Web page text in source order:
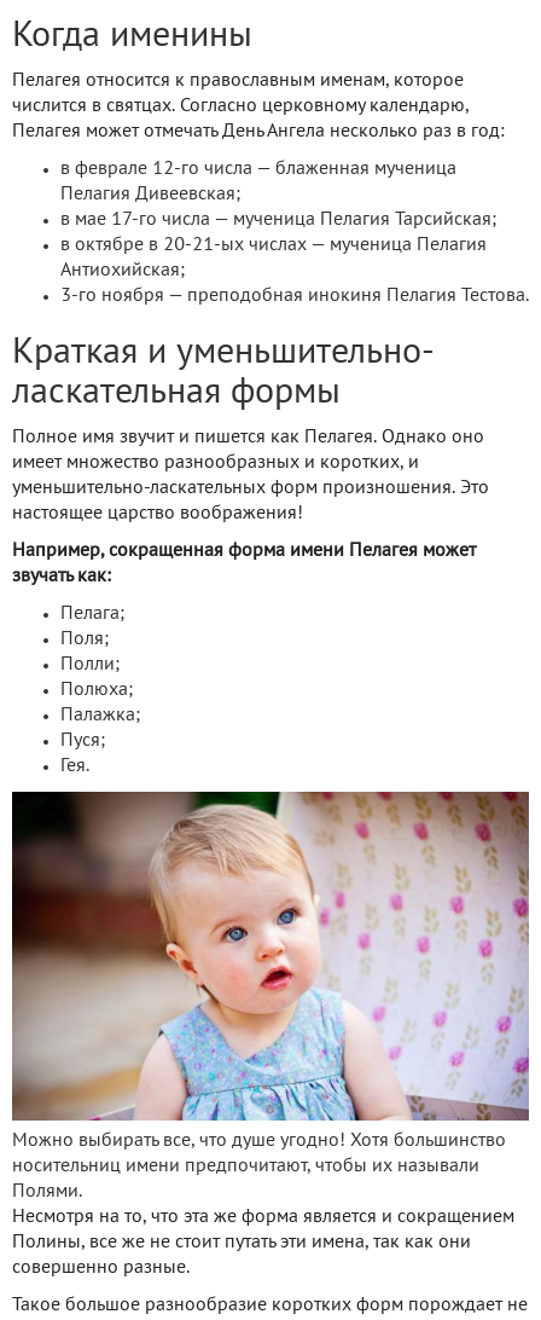
Когда именины
Пелагея относится к православным именам, которое
числится в святцах. Согласно церковному календарю,
Пелагея может отмечать День Ангела несколько раз в год:
в феврале 12-го числа — блаженная мученица
Пелагия Дивеевская;
в мае 17-го числа — мученица Пелагия Тарсийская;
в октябре в 20-21-ых числах — мученица Пелагия
Антиохийская;
3-го ноября — преподобная инокиня Пелагия Тестова.
Краткая и уменьшительно-
ласкательная формы
Полное имя звучит и пишется как Пелагея. Однако оно
имеет множество разнообразных и коротких, и
уменьшительно-ласкательных форм произношения. Это
настоящее царство воображения!
Например, сокращенная форма имени Пелагея может
звучать как:
Пелага;
Поля;
Полли;
Полюха;
Палажка;
Пуся;
Гея.
Можно выбирать все, что душе угодно! Хотя большинство
носительниц имени предпочитают, чтобы их называли
Полями.
Несмотря на то, что эта же форма является и сокращением
Полины, все же не стоит путать эти имена, так как они
совершенно разные.
Такое большое разнообразие коротких форм порождает не